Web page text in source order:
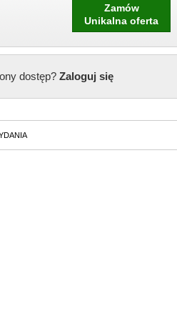
Zamów
Unikalna oferta
dostęp?Zaloguj się